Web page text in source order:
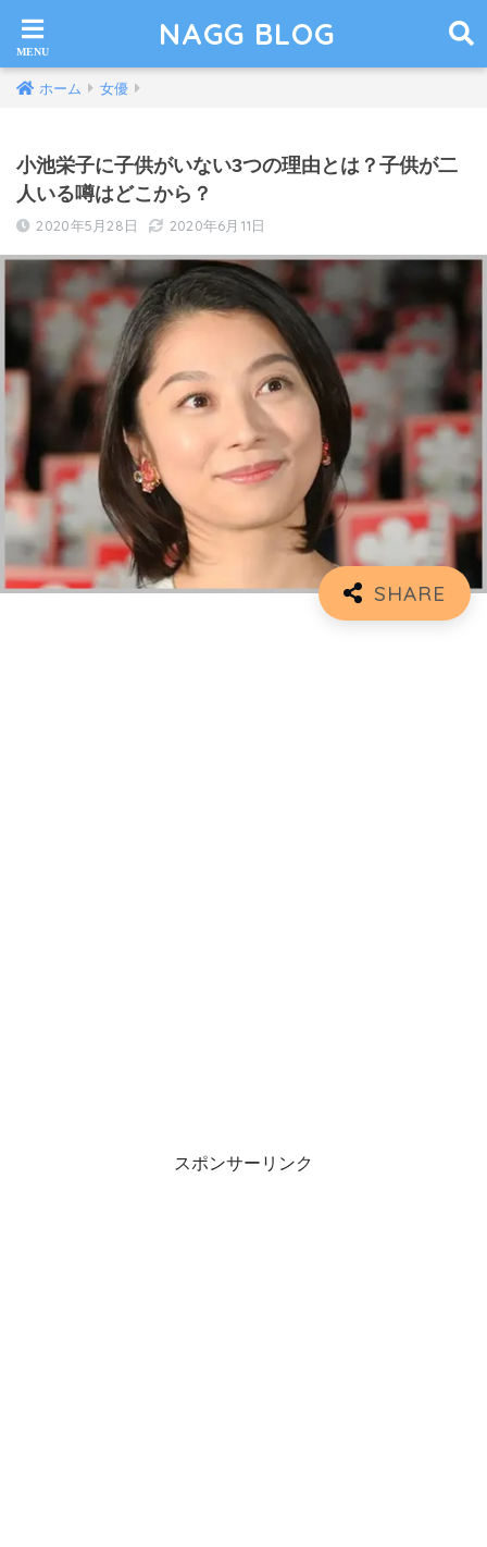
NAGG BLOG
ホーム 女優
小池栄子に子供がいない3つの理由とは？子供が二
人いる噂はどこから？
2020年5月28日 2020年6月11日
スポンサーリンク